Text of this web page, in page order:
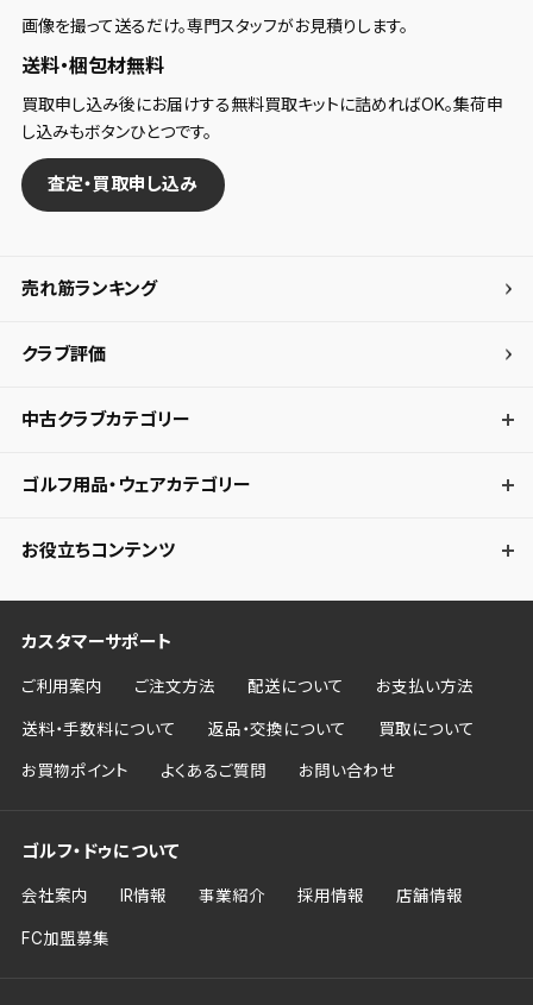
画像を撮って送るだけ。専門スタッフがお見積りします。
送料・梱包材無料
買取申し込み後にお届けする無料買取キットに詰めればOK。集荷申
し込みもボタンひとつです。
査定・買取申し込み
売れ筋ランキング
クラブ評価
中古クラブカテゴリー
ゴルフ用品・ウェアカテゴリー
お役立ちコンテンツ
カスタマーサポート
ご利用案内 ご注文方法 配送について お支払い方法
送料・手数料について 返品・交換について 買取について
お買物ポイント よくあるご質問 お問い合わせ
ゴルフ・ドゥについて
会社案内 IR情報 事業紹介 採用情報 店舗情報
FC加盟募集